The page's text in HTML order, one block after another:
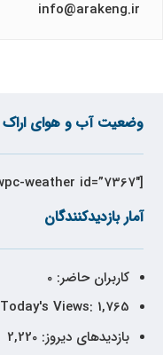
وضعیت آب و هوای اراک
[wpc-weather id=”7367″/]
آمار بازدیدکنندگان
کاربران حاضر:0
Today's Views: 1,765
بازدیدهای دیروز:2,220